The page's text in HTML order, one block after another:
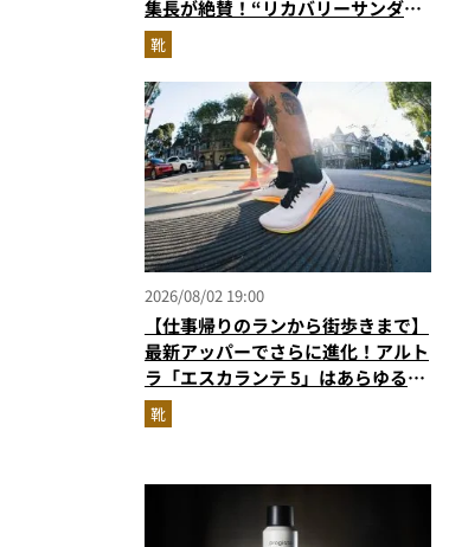
集長が絶賛！“リカバリーサンダル
級に快適”な3Dプリントスニーカー
『コレ買いです』Vol.173
靴
2026/08/02 19:00
【仕事帰りのランから街歩きまで】
最新アッパーでさらに進化！アルト
ラ「エスカランテ 5」はあらゆるシ
ーンに寄り添う大人の相棒だ
靴